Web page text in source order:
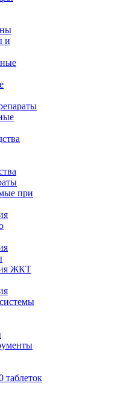
и
при
ЖКТ
таблеток